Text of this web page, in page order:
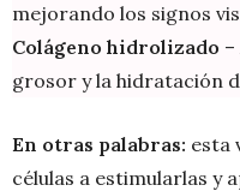
mejorando los signos
Colágeno hidrolizado
grosor y la hidratación
En otras palabras: esta
células a estimularlas y